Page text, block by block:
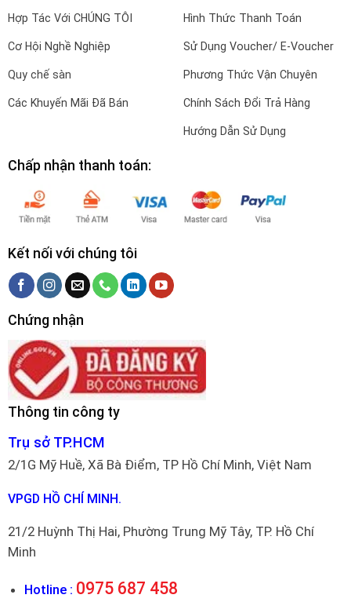
Hợp Tác Với CHÚNG TÔI
Cơ Hội Nghề Nghiệp
Quy chế sàn
Các Khuyến Mãi Đã Bán
Hình Thức Thanh Toán
Sử Dụng Voucher/ E-Voucher
Phương Thức Vận Chuyên
Chính Sách Đổi Trả Hàng
Hướng Dẫn Sử Dụng
Chấp nhận thanh toán:
Kết nối với chúng tôi
Chứng nhận
Thông tin công ty
Trụ sở TP.HCM
2/1G Mỹ Huề, Xã Bà Điểm, TP Hồ Chí Minh, Việt Nam
VPGD HỒ CHÍ MINH.
21/2 Huỳnh Thị Hai, Phường Trung Mỹ Tây, TP. Hồ Chí
Minh
Hotline : 0975 687 458